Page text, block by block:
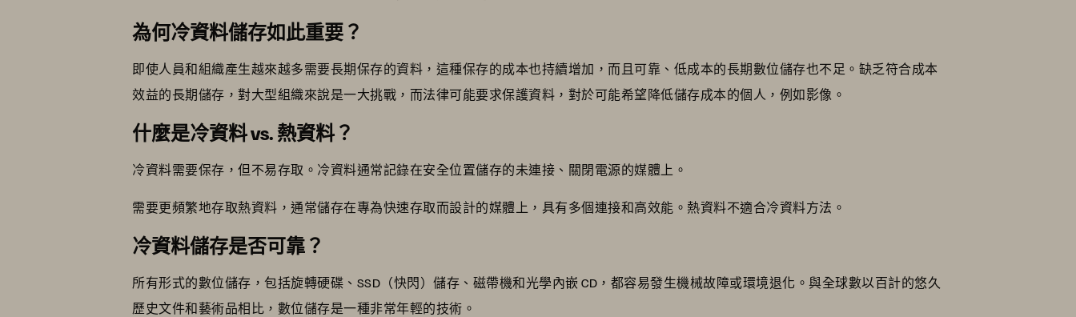
為何冷資料儲存如此重要？
即使人員和組織產生越來越多需要長期保存的資料，這種保存的成本也持續增加，而且可靠、低成本的長期數位儲存也不足。缺乏符合成本
效益的長期儲存，對大型組織來說是一大挑戰，而法律可能要求保護資料，對於可能希望降低儲存成本的個人，例如影像。
什麼是冷資料 vs. 熱資料？
冷資料需要保存，但不易存取。冷資料通常記錄在安全位置儲存的未連接、關閉電源的媒體上。
需要更頻繁地存取熱資料，通常儲存在專為快速存取而設計的媒體上，具有多個連接和高效能。熱資料不適合冷資料方法。
冷資料儲存是否可靠？
所有形式的數位儲存，包括旋轉硬碟、SSD（快閃）儲存、磁帶機和光學內嵌 CD，都容易發生機械故障或環境退化。與全球數以百計的悠久
歷史文件和藝術品相比，數位儲存是一種非常年輕的技術。